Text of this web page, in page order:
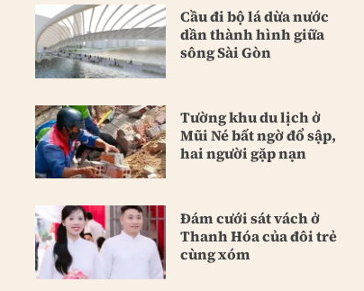
Cầu đi bộ lá dừa nước
dần thành hình giữa
sông Sài Gòn
Tường khu du lịch ở
Mũi Né bất ngờ đổ sập,
hai người gặp nạn
Đám cưới sát vách ở
Thanh Hóa của đôi trẻ
cùng xóm